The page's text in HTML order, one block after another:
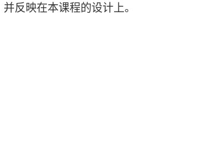
反映在本课程的设计上。